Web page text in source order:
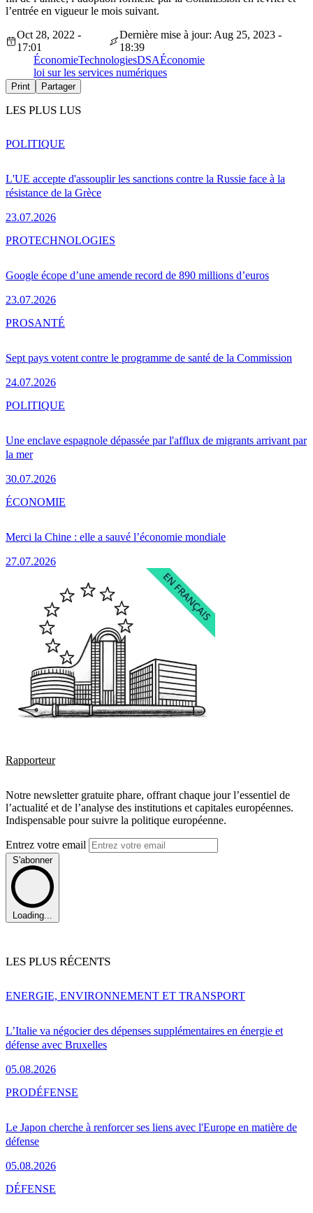
l’entrée en vigueur le mois suivant.
Oct 28, 2022 -
17:01
Dernière mise à jour: Aug 25, 2023 -
18:39
ÉconomieTechnologiesDSAÉconomie
loi sur les services numériques
Print Partager
LES PLUS LUS
L'UE accepte d'assouplir les sanctions contre la Russie face à la
résistance de la Grèce
23.07.2026
POLITIQUE
Google écope d’une amende record de 890 millions d’euros
23.07.2026
PROTECHNOLOGIES
Sept pays votent contre le programme de santé de la Commission
24.07.2026
PROSANTÉ
Une enclave espagnole dépassée par l'afflux de migrants arrivant par
la mer
30.07.2026
POLITIQUE
Merci la Chine : elle a sauvé l’économie mondiale
27.07.2026
ÉCONOMIE
Rapporteur
Notre newsletter gratuite phare, offrant chaque jour l’essentiel de
l’actualité et de l’analyse des institutions et capitales européennes.
Indispensable pour suivre la politique européenne.
Entrez votre email
S'abonner
Loading...
LES PLUS RÉCENTS
L’Italie va négocier des dépenses supplémentaires en énergie et
défense avec Bruxelles
05.08.2026
ENERGIE, ENVIRONNEMENT ET TRANSPORT
Le Japon cherche à renforcer ses liens avec l'Europe en matière de
défense
05.08.2026
PRODÉFENSE
DÉFENSE